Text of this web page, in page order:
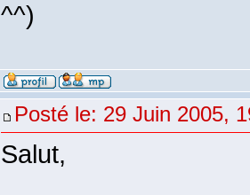
^^)
Posté le: 29 Juin 2005,
Salut,